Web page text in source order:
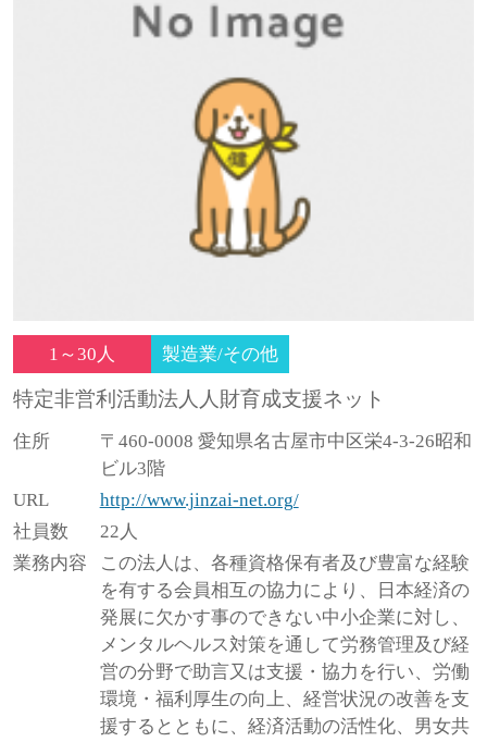
1～30人 製造業/その他
特定非営利活動法人人財育成支援ネット
住所
〒460-0008 愛知県名古屋市中区栄4-3-26昭和
ビル3階
URL
http://www.jinzai-net.org/
社員数
22人
業務内容
この法人は、各種資格保有者及び豊富な経験
を有する会員相互の協力により、日本経済の
発展に欠かす事のできない中小企業に対し、
メンタルヘルス対策を通して労務管理及び経
営の分野で助言又は支援・協力を行い、労働
環境・福利厚生の向上、経営状況の改善を支
援するとともに、経済活動の活性化、男女共